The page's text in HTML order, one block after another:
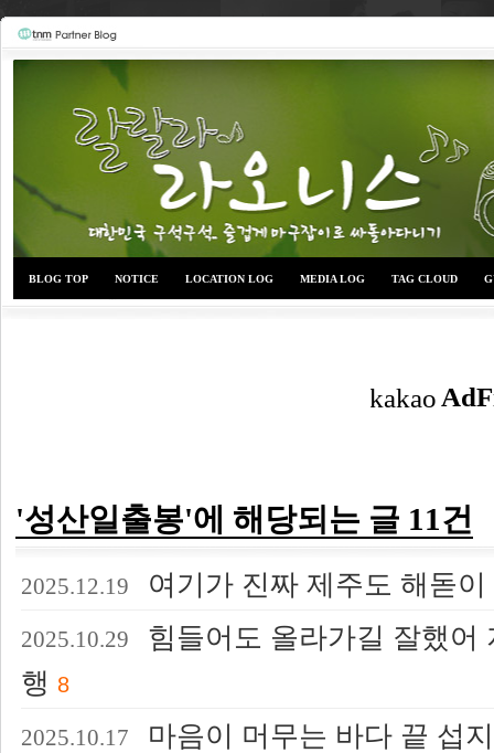
BLOG TOP NOTICE LOCATION LOG MEDIA LOG TAG CLOUD
'성산일출봉'에 해당되는 글 11건
2025.12.19 여기가 진짜 제주도 해돋
2025.10.29
힘들어도 올라가길 잘했어
행 8
2025.10.17 마음이 머무는 바다 끝 섭